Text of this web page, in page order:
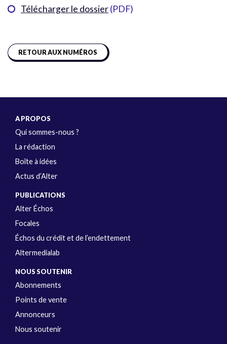
Télécharger le dossier(PDF)
RETOUR AUX NUMÉROS
A PROPOS
Qui sommes-nous ?
La rédaction
Boîte à idées
Actus d’Alter
PUBLICATIONS
Alter Échos
Focales
Échos du crédit et de l’endettement
Altermedialab
NOUS SOUTENIR
Abonnements
Points de vente
Annonceurs
Nous soutenir